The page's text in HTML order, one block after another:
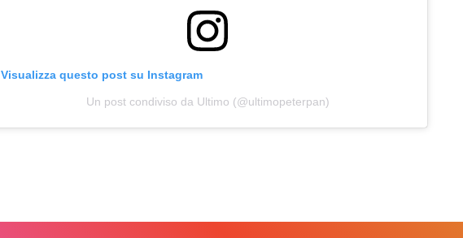
Visualizza questo post su Instagram
Un post condiviso da Ultimo (@ultimopeterpan)